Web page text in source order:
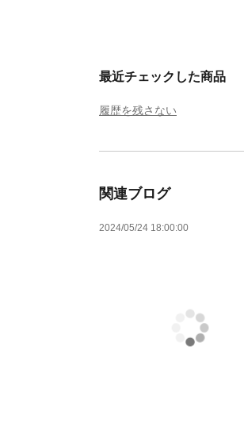
最近チェックした商品
履歴を残さない
関連ブログ
2024/05/24 18:00:00